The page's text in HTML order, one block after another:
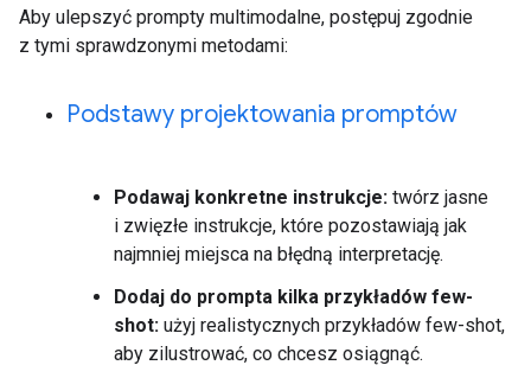
Aby ulepszyć prompty multimodalne, postępuj zgodnie
z tymi sprawdzonymi metodami:
Podstawy projektowania promptów
Podawaj konkretne instrukcje: twórz jasne
i zwięzłe instrukcje, które pozostawiają jak
najmniej miejsca na błędną interpretację.
Dodaj do prompta kilka przykładów few-
shot: użyj realistycznych przykładów few-shot,
aby zilustrować, co chcesz osiągnąć.